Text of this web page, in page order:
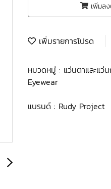
เพิ่มล
เพิ่มรายการโปรด
หมวดหมู่ : แว่นตาและแว่
Eyewear
แบรนด์ : Rudy Project